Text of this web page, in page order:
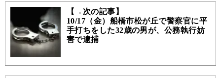
【→次の記事】
10/17（金）船橋市松が丘で警察官に平
手打ちをした32歳の男が、公務執行妨
害で逮捕